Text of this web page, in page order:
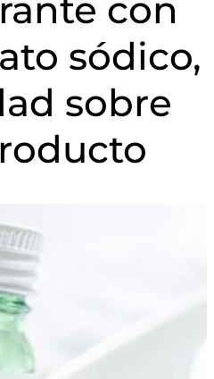
con
sódico,
sobre